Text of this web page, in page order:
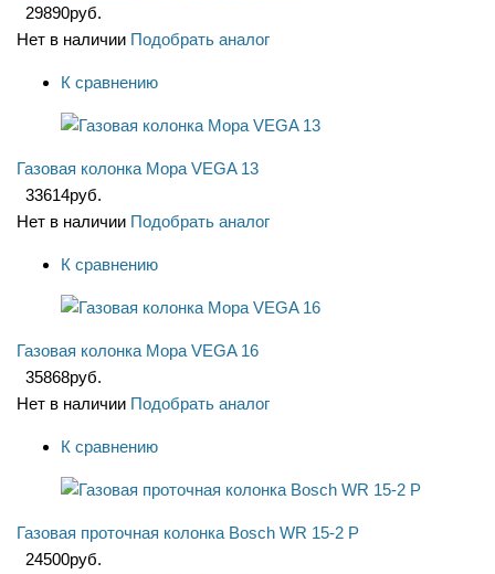
29890руб.
Нет в наличии Подобрать аналог
К сравнению
Газовая колонка Мора VEGA 13
33614руб.
Нет в наличии Подобрать аналог
К сравнению
Газовая колонка Мора VEGA 16
35868руб.
Нет в наличии Подобрать аналог
К сравнению
Газовая проточная колонка Bosch WR 15-2 P
24500руб.